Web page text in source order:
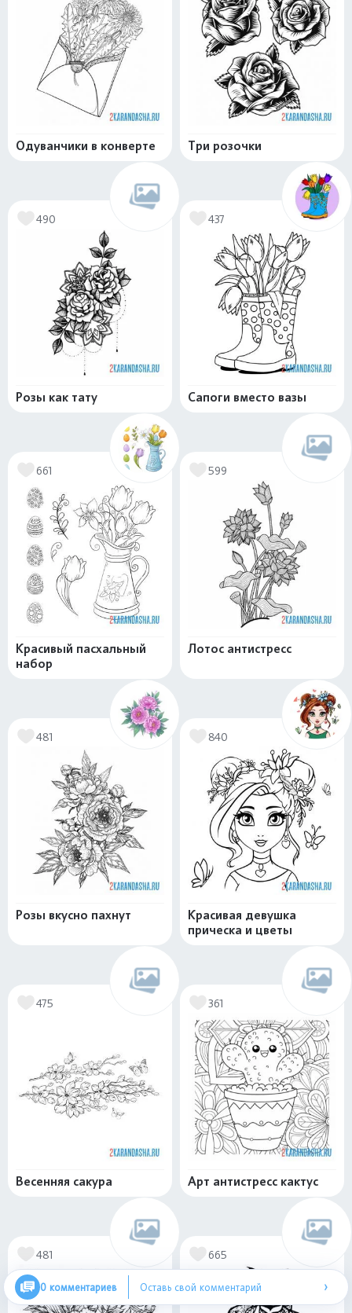
Одуванчики в конверте Три розочки
490
Розы как тату
437
Сапоги вместо вазы
661
Красивый пасхальный
набор
599
Лотос антистресс
481
Розы вкусно пахнут
840
Красивая девушка
прическа и цветы
475
Весенняя сакура
361
Арт антистресс кактус
481 665
0 комментариев Оставь свой комментарий ›